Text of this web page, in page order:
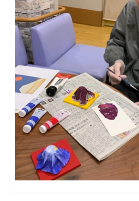
医療法人 京都翔医会
西京都病院
西京都クリニック
洛桂の郷
桂寿の郷
訪問看護ステーション秋桜
上桂の郷
ファミリエール吉祥院
教育（共に生きる仲間達）
学校法人明星学園 関東福祉
国際医療専門学校 浦和学院
明星幼稚園 志学会高等学校